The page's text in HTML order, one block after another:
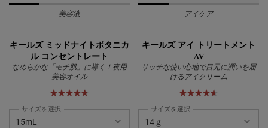
美容液
キールズ ミッドナイトボタニカ
ル コンセントレート
なめらかな「モチ肌」に導く！夜用
美容オイル
サイズを選択
アイケア
キールズ アイ トリートメント
AV
リッチな使い心地で目元に潤いを届
けるアイクリーム
サイズを選択